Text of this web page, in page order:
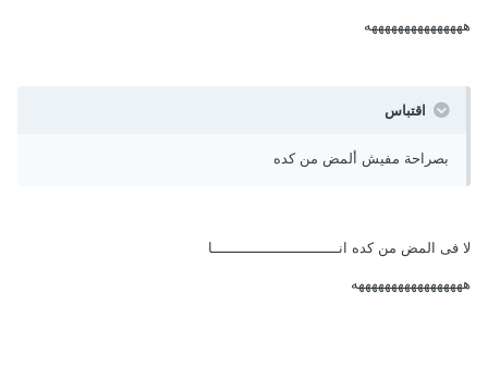
هههههههههههههههه
اقتباس
بصراحة مفيش ألمض من كده
لا فى المض من كده انـــــــــــــــــــــــــــــا
هههههههههههههههههه